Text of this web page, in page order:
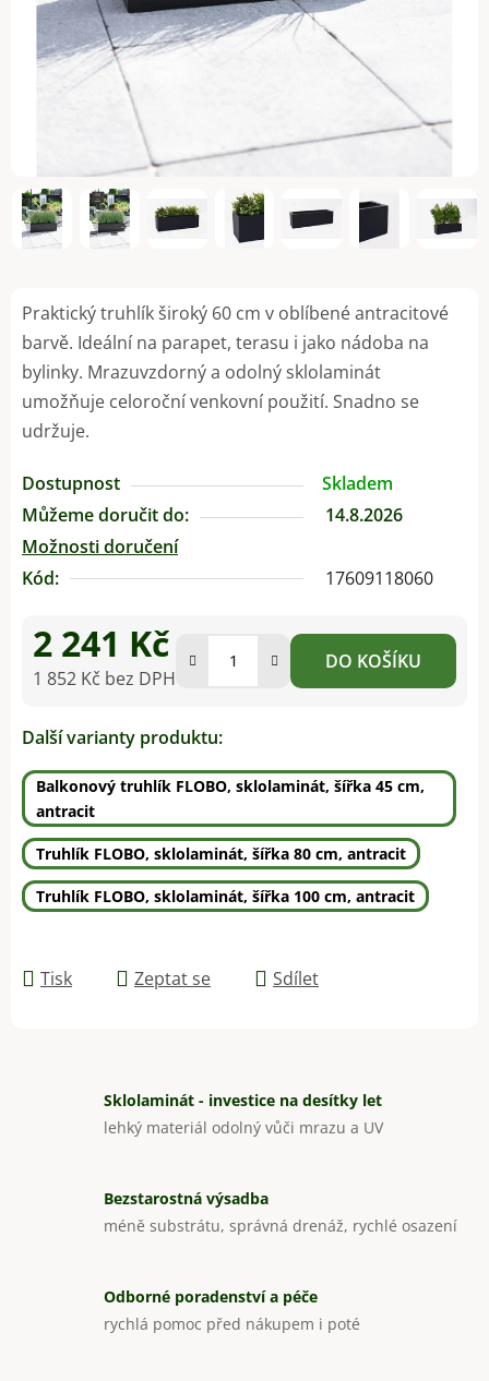
Praktický truhlík široký 60 cm v oblíbené antracitové
barvě. Ideální na parapet, terasu i jako nádoba na
bylinky. Mrazuvzdorný a odolný sklolaminát
umožňuje celoroční venkovní použití. Snadno se
udržuje.
Dostupnost
Skladem
Můžeme doručit do:
14.8.2026
Možnosti doručení
Kód:
17609118060
2 241 Kč
1 852 Kč bez DPH
DO KOŠÍKU
Další varianty produktu:
Balkonový truhlík FLOBO, sklolaminát, šířka 45 cm,
antracit
Truhlík FLOBO, sklolaminát, šířka 80 cm, antracit
Truhlík FLOBO, sklolaminát, šířka 100 cm, antracit
Tisk Zeptat se Sdílet
Sklolaminát - investice na desítky let
lehký materiál odolný vůči mrazu a UV
Bezstarostná výsadba
méně substrátu, správná drenáž, rychlé osazení
Odborné poradenství a péče
rychlá pomoc před nákupem i poté